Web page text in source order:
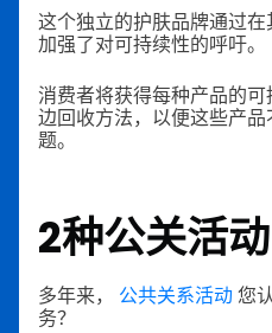
这个独立的护肤品牌通过在
加强了对可持续性的呼吁。
消费者将获得每种产品的
边回收方法，以便这些产
题。
2种公关活动
多年来， 公共关系活动您
务？